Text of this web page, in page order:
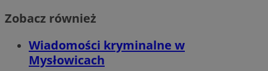
Zobacz również
Wiadomości kryminalne w
Mysłowicach